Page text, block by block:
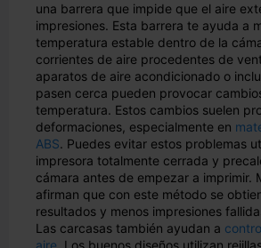
una barrera que impide que el aire
impresiones. Esta barrera te ayuda a
temperatura estable dentro de la
corrientes de aire procedentes de
aparatos de aire acondicionado o
pasen cerca pueden provocar
temperatura. Estos cambios suelen
deformaciones, especialmente en
ABS. Puedes evitar estos problemas
impresora totalmente cerrada y
cámara antes de empezar a imprimir.
afirman que con este método se
resultados y menos impresiones
Las carcasas también ayudan a
aire. Los buenos diseños utilizan